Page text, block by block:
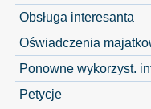
Obsługa interesanta
Oświadczenia
Ponowne wykorzyst.
Petycje